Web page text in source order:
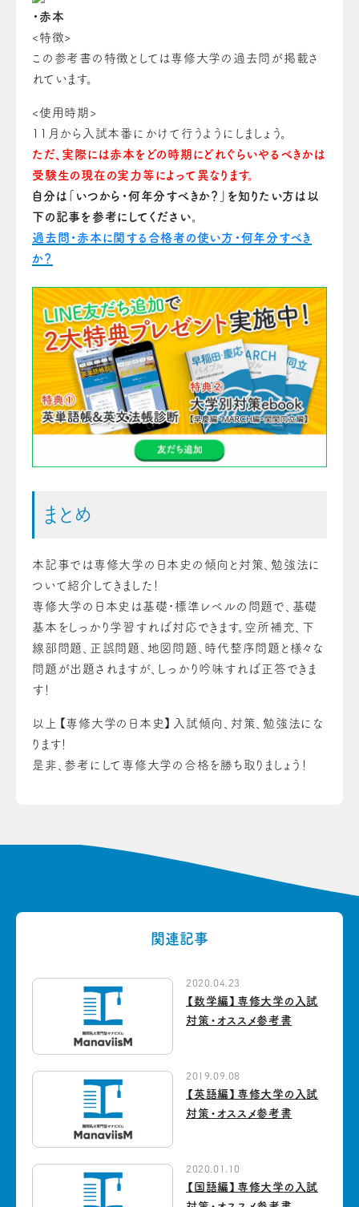
・赤本
<特徴>
この参考書の特徴としては専修大学の過去問が掲載さ
れています。
<使用時期>
11月から入試本番にかけて行うようにしましょう。
ただ、実際には赤本をどの時期にどれぐらいやるべきかは
受験生の現在の実力等によって異なります。
自分は「いつから・何年分すべきか？」を知りたい方は以
下の記事を参考にしてください。
過去問・赤本に関する合格者の使い方・何年分すべき
か？
まとめ
本記事では専修大学の日本史の傾向と対策、勉強法に
ついて紹介してきました！
専修大学の日本史は基礎・標準レベルの問題で、基礎
基本をしっかり学習すれば対応できます。空所補充、下
線部問題、正誤問題、地図問題、時代整序問題と様々な
問題が出題されますが、しっかり吟味すれば正答できま
す！
以上【専修大学の日本史】入試傾向、対策、勉強法にな
ります！
是非、参考にして専修大学の合格を勝ち取りましょう！
関連記事
2020.04.23
【数学編】専修大学の入試
対策・オススメ参考書
2019.09.08
【英語編】専修大学の入試
対策・オススメ参考書
2020.01.10
【国語編】専修大学の入試